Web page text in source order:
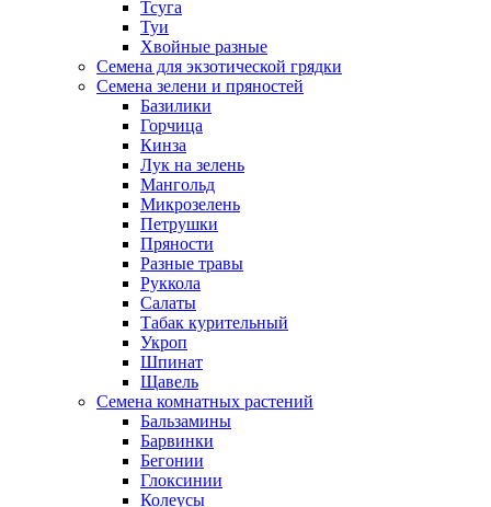
Тсуга
Туи
Хвойные разные
Семена для экзотической грядки
Семена зелени и пряностей
Базилики
Горчица
Кинза
Лук на зелень
Мангольд
Микрозелень
Петрушки
Пряности
Разные травы
Руккола
Салаты
Табак курительный
Укроп
Шпинат
Щавель
Семена комнатных растений
Бальзамины
Барвинки
Бегонии
Глоксинии
Колеусы